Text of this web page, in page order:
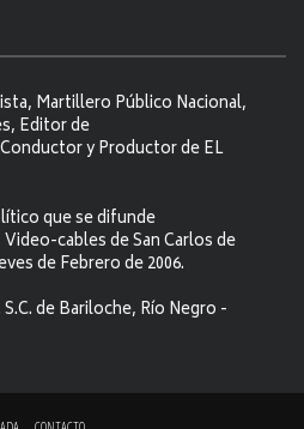
Martillero Público Nacional,
Editor de
y Productor de EL
que se difunde
cables de San Carlos de
de Febrero de 2006.
S.C. de Bariloche, Río Negro -